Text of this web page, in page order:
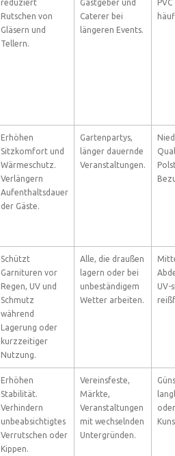
reduziert
Rutschen von
Gläsern und
Tellern.
Gastgeber und
Caterer bei
längeren Events.
Erhöhen
Sitzkomfort und
Wärmeschutz.
Verlängern
Aufenthaltsdauer
der Gäste.
Gartenpartys,
länger dauernde
Veranstaltungen.
Schützt
Garnituren vor
Regen, UV und
Schmutz
während
Lagerung oder
kurzzeitiger
Nutzung.
Alle, die draußen
lagern oder bei
unbeständigem
Wetter arbeiten.
UV-
Erhöhen
Stabilität.
Verhindern
unbeabsichtigtes
Verrutschen oder
Kippen.
Vereinsfeste,
Märkte,
Veranstaltungen
mit wechselnden
Untergründen.